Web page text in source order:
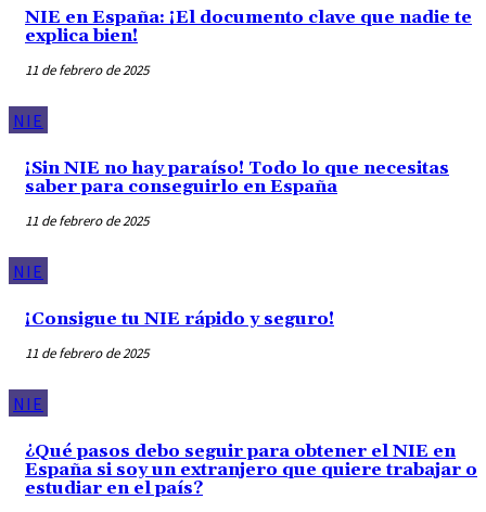
NIE en España: ¡El documento clave que nadie te
explica bien!
11 de febrero de 2025
NIE
¡Sin NIE no hay paraíso! Todo lo que necesitas
saber para conseguirlo en España
11 de febrero de 2025
NIE
¡Consigue tu NIE rápido y seguro!
11 de febrero de 2025
NIE
¿Qué pasos debo seguir para obtener el NIE en
España si soy un extranjero que quiere trabajar o
estudiar en el país?